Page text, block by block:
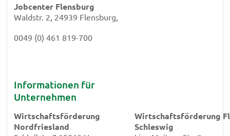
Jobcenter Flensburg
Waldstr. 2, 24939 Flensburg,
0049 (0) 461 819-700
Informationen für
Unternehmen
Wirtschaftsförderung
Nordfriesland
Wirtschaftsförderung
Schleswig